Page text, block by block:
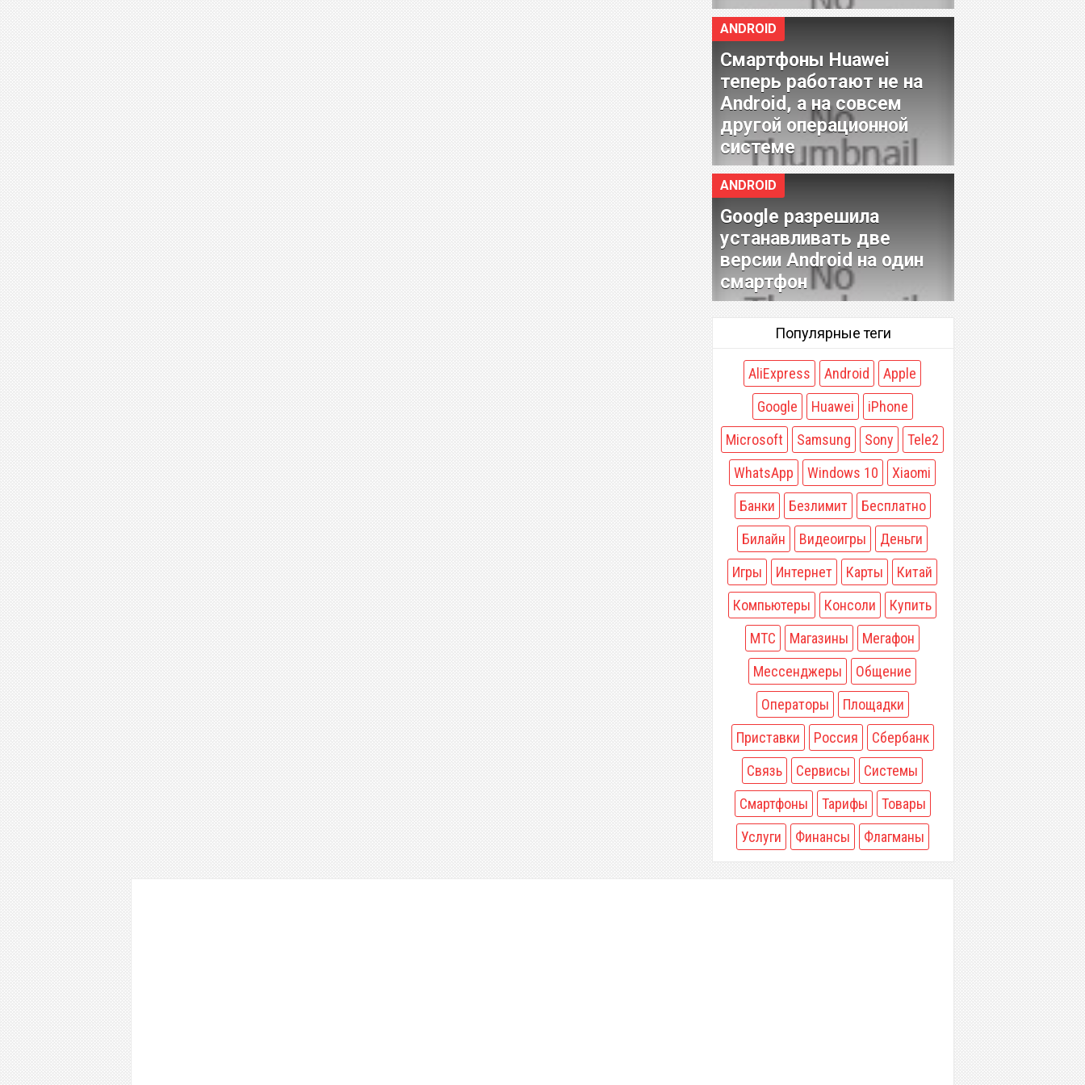
ANDROID
Смартфоны Huawei
теперь работают не на
Android, а на совсем
другой операционной
системе
ANDROID
Google разрешила
устанавливать две
версии Android на один
смартфон
Популярные теги
AliExpress Android
Apple
Google
Huawei
iPhone
Microsoft
Samsung Sony
Tele2
WhatsApp
Windows 10
Xiaomi
Банки
Безлимит
Бесплатно
Билайн
Видеоигры
Деньги
Игры
Интернет Карты
Китай
Компьютеры
Консоли
Купить
МТС
Магазины
Мегафон
Мессенджеры
Общение
Операторы
Площадки
Приставки
Россия
Сбербанк
Связь
Сервисы
Системы
Смартфоны
Тарифы
Товары
Услуги
Финансы Флагманы